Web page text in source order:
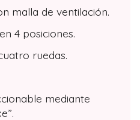
malla de ventilación.
4 posiciones.
ruedas.
mediante